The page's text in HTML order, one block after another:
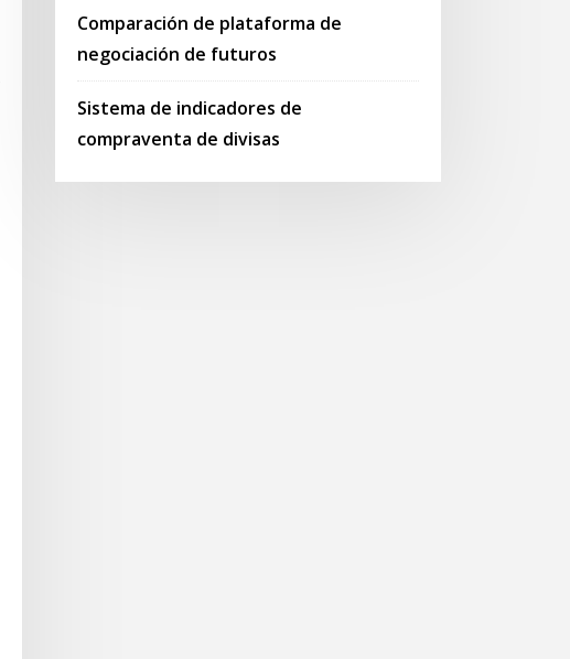
Comparación de plataforma de
negociación de futuros
Sistema de indicadores de
compraventa de divisas